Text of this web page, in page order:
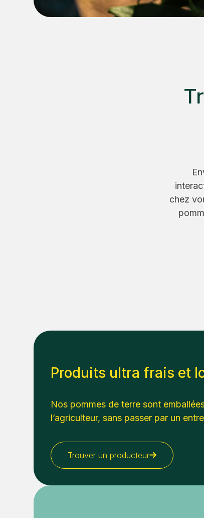
chez
Produits ultra frais et
Nos pommes de terre sont
l’agriculteur, sans passer par un
Trouver un producteur